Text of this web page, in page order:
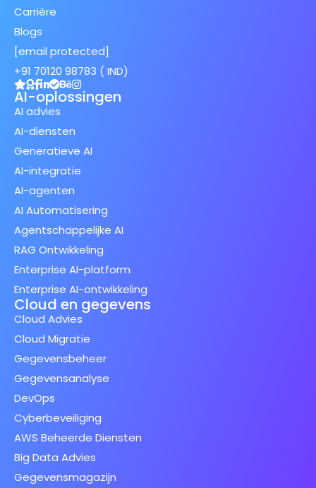
Carrière
Blogs
[email protected]
+91 70120 98783 ( IND)
AI-oplossingen
AI advies
AI-diensten
Generatieve AI
AI-integratie
AI-agenten
AI Automatisering
Agentschappelijke AI
RAG Ontwikkeling
Enterprise AI-platform
Enterprise AI-ontwikkeling
Cloud en gegevens
Cloud Advies
Cloud Migratie
Gegevensbeheer
Gegevensanalyse
DevOps
Cyberbeveiliging
AWS Beheerde Diensten
Big Data Advies
Gegevensmagazijn